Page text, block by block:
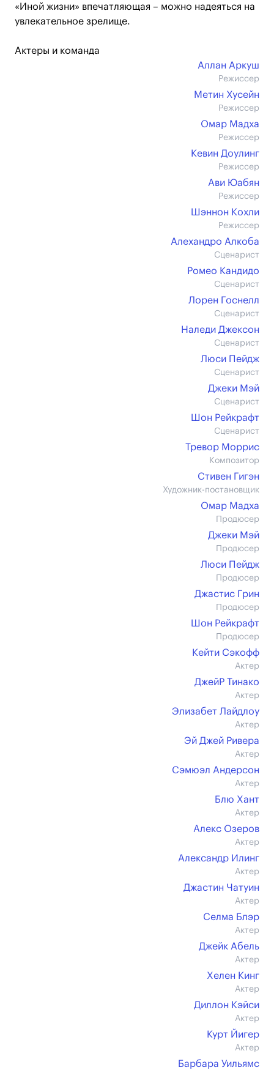
«Иной жизни» впечатляющая – можно надеяться на
увлекательное зрелище.
Актеры и команда
Аллан Аркуш
Режиссер
Метин Хусейн
Режиссер
Омар Мадха
Режиссер
Кевин Доулинг
Режиссер
Ави Юабян
Режиссер
Шэннон Кохли
Режиссер
Алехандро Алкоба
Сценарист
Ромео Кандидо
Сценарист
Лорен Госнелл
Сценарист
Наледи Джексон
Сценарист
Люси Пейдж
Сценарист
Джеки Мэй
Сценарист
Шон Рейкрафт
Сценарист
Тревор Моррис
Композитор
Стивен Гигэн
Художник-постановщик
Омар Мадха
Продюсер
Джеки Мэй
Продюсер
Люси Пейдж
Продюсер
Джастис Грин
Продюсер
Шон Рейкрафт
Продюсер
Кейти Сэкофф
Актер
ДжейР Тинако
Актер
Элизабет Лайдлоу
Актер
Эй Джей Ривера
Актер
Сэмюэл Андерсон
Актер
Блю Хант
Актер
Алекс Озеров
Актер
Александр Илинг
Актер
Джастин Чатуин
Актер
Селма Блэр
Актер
Джейк Абель
Актер
Хелен Кинг
Актер
Диллон Кэйси
Актер
Курт Йигер
Актер
Барбара Уильямс